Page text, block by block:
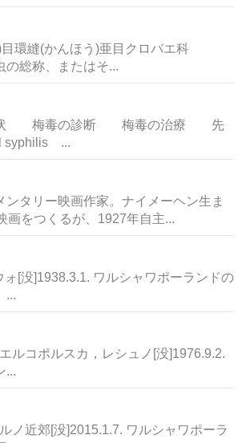
環縫(かんほう)亜目クロバエ科
総称、またはそ...
梅毒の診断 梅毒の治療 先
syphilis ...
ンタリー映画作家。ナイメーヘン生ま
画をつくるが、1927年自主...
ォ[没]1938.3.1. ワルシャワポーランドの
ルコポルスカ，レシュノ[没]1976.9.2.
ノ近郊[没]2015.1.7. ワルシャワポーラ